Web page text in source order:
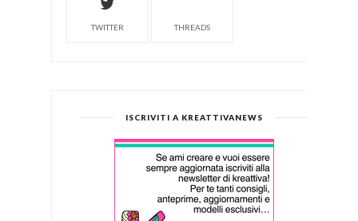
TWITTER THREADS
ISCRIVITI A KREATTIVANEWS